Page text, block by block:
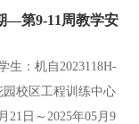
—第9-11周教学安
生：机自2023118H-
园校区工程训练中心
21日～2025年05月9